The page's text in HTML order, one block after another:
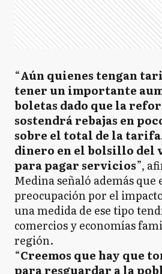
“Aún quienes tengan
tener un importante
boletas dado que la
sostendrá rebajas en
sobre el total de la tarifa.
dinero en el bolsillo del
para pagar servicios”,
Medina señaló además que
preocupación por el
una medida de ese tipo
comercios y economías
región.
“Creemos que hay que
para resguardar a la